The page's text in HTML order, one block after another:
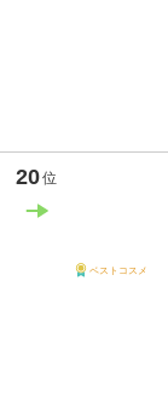
20位
ベストコスメ